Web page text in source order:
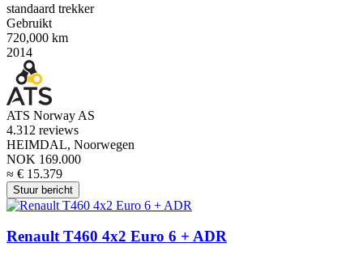
standaard trekker
Gebruikt
720,000 km
2014
ATS Norway AS
4.312 reviews
HEIMDAL, Noorwegen
NOK 169.000
≈ € 15.379
Stuur bericht
Renault T460 4x2 Euro 6 + ADR